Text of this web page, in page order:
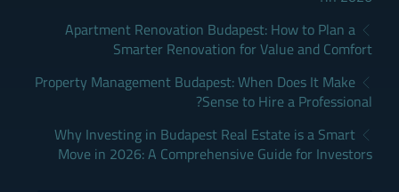
Apartment Renovation Budapest: How to Plan a
Smarter Renovation for Value and Comfort
Property Management Budapest: When Does It Make
Sense to Hire a Professional?
Why Investing in Budapest Real Estate is a Smart
Move in 2026: A Comprehensive Guide for Investors